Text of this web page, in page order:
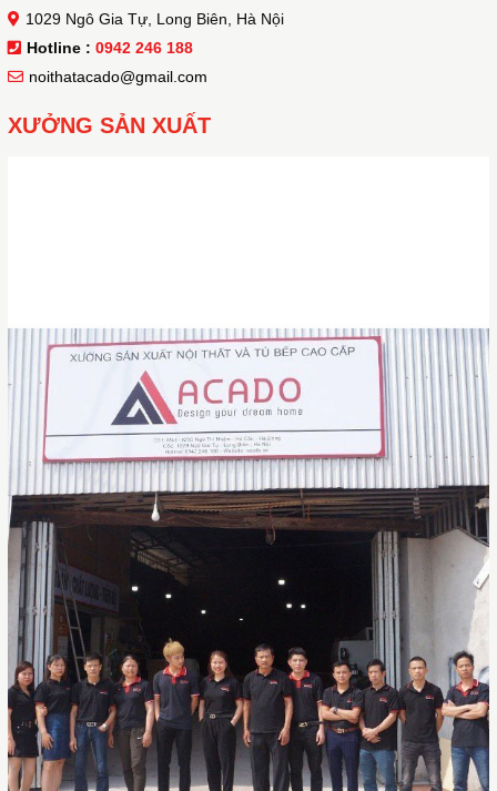
1029 Ngô Gia Tự, Long Biên, Hà Nội
Hotline : 0942 246 188
noithatacado@gmail.com
XƯỞNG SẢN XUẤT